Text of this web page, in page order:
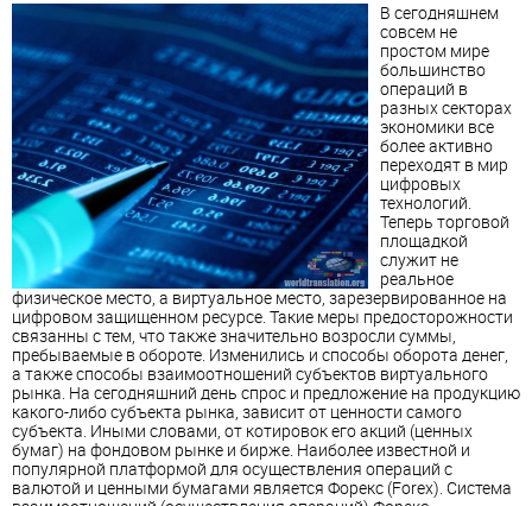
В сегодняшнем
совсем не
простом мире
большинство
операций в
разных секторах
экономики все
более активно
переходят в мир
цифровых
технологий.
Теперь торговой
площадкой
служит не
реальное
физическое место, а виртуальное место, зарезервированное на
цифровом защищенном ресурсе. Такие меры предосторожности
связанны с тем, что также значительно возросли суммы,
пребываемые в обороте. Изменились и способы оборота денег,
а также способы взаимоотношений субъектов виртуального
рынка. На сегодняшний день спрос и предложение на продукцию
какого-либо субъекта рынка, зависит от ценности самого
субъекта. Иными словами, от котировок его акций (ценных
бумаг) на фондовом рынке и бирже. Наиболее известной и
популярной платформой для осуществления операций с
валютой и ценными бумагами является Форекс (Forex). Система